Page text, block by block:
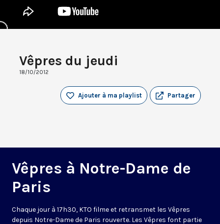
Vêpres du jeudi
18/10/2012
Partager
Ajouter à ma playlist
Vêpres à Notre-Dame de
Paris
Chaque jour à 17h30, KTO filme et retransmet les Vêpres
depuis Notre-Dame de Paris rouverte. Les Vêpres font partie